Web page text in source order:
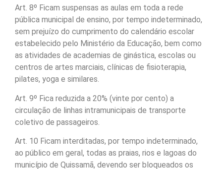
Art. 8º Ficam suspensas as aulas em toda a rede
pública municipal de ensino, por tempo indeterminado,
sem prejuízo do cumprimento do calendário escolar
estabelecido pelo Ministério da Educação, bem como
as atividades de academias de ginástica, escolas ou
centros de artes marciais, clínicas de fisioterapia,
pilates, yoga e similares.
Art. 9º Fica reduzida a 20% (vinte por cento) a
circulação de linhas intramunicipais de transporte
coletivo de passageiros.
Art. 10 Ficam interditadas, por tempo indeterminado,
ao público em geral, todas as praias, rios e lagoas do
município de Quissamã, devendo ser bloqueados os